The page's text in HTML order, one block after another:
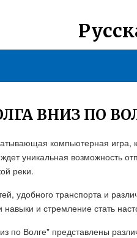
ВНИЗ ПО
компьютерная игра,
уникальная возможность
реки.
удобного транспорта и
и стремление стать
по Волге" представлены